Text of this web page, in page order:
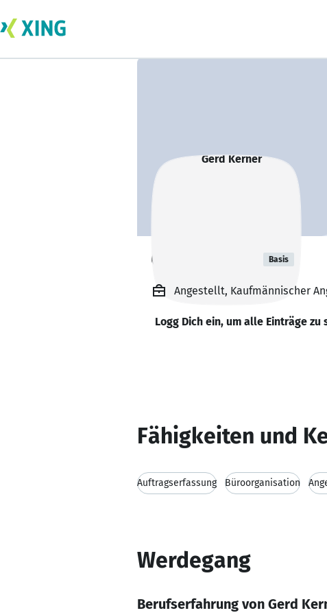
Gerd Kerner Basis
Angestellt, Kaufmännischer
Logg Dich ein, um alle Einträge zu
Fähigkeiten und
Auftragserfassung Büroorganisation
Werdegang
Berufserfahrung von Gerd